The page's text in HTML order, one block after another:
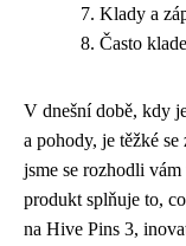
Klady a
Často
V dnešní době, kdy
a pohody, je těžké
jsme se rozhodli vám
produkt splňuje to,
na Hive Pins 3,